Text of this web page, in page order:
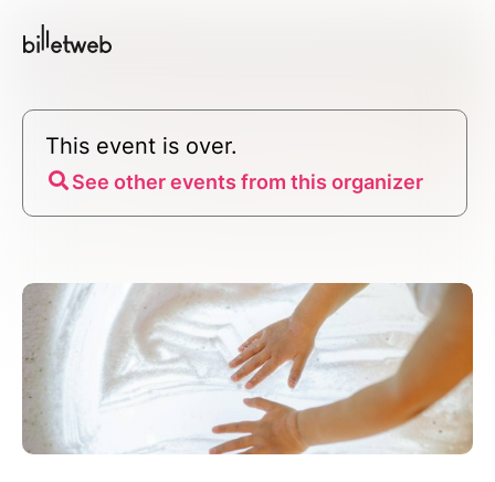
This event is over.
See other events from this organizer